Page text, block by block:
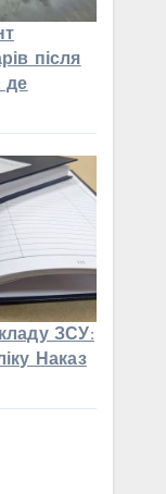
після
де
ЗСУ:
Наказ